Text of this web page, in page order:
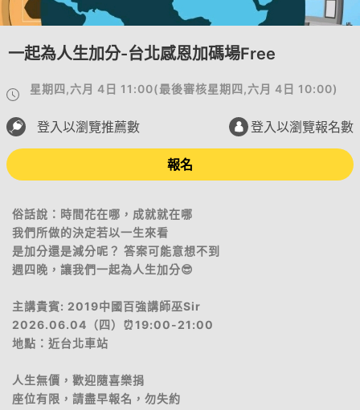
一起為人生加分-台北感恩加碼場Free
星期四,六月 4日 11:00(最後審核星期四,六月 4日 10:00)
登入以瀏覽推薦數 登入以瀏覽報名數
報名
俗話說：時間花在哪，成就就在哪
我們所做的決定若以一生來看
是加分還是減分呢？ 答案可能意想不到
週四晚，讓我們一起為人生加分😎
主講貴賓: 2019中國百強講師巫Sir
2026.06.04（四）⏰19:00-21:00
地點：近台北車站
人生無價，歡迎隨喜樂捐
座位有限，請盡早報名，勿失約